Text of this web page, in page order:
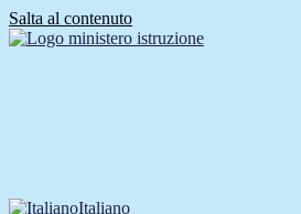
Salta al contenuto
Italiano